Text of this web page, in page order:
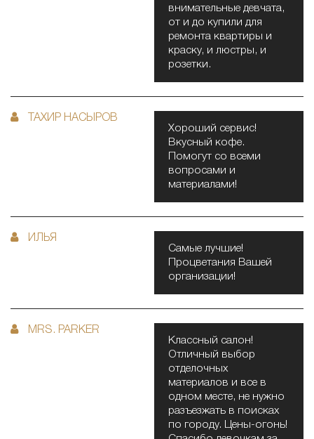
внимательные девчата,
от и до купили для
ремонта квартиры и
краску, и люстры, и
розетки.
ТАХИР НАСЫРОВ
Хороший сервис!
Вкусный кофе.
Помогут со всеми
вопросами и
материалами!
ИЛЬЯ
Самые лучшие!
Процветания Вашей
организации!
MRS. PARKER
Классный салон!
Отличный выбор
отделочных
материалов и все в
одном месте, не нужно
разъезжать в поисках
по городу. Цены-огонь!